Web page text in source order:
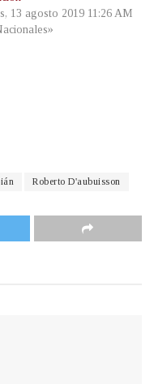
13 agosto 2019 11:26 AM
Roberto D'aubuisson